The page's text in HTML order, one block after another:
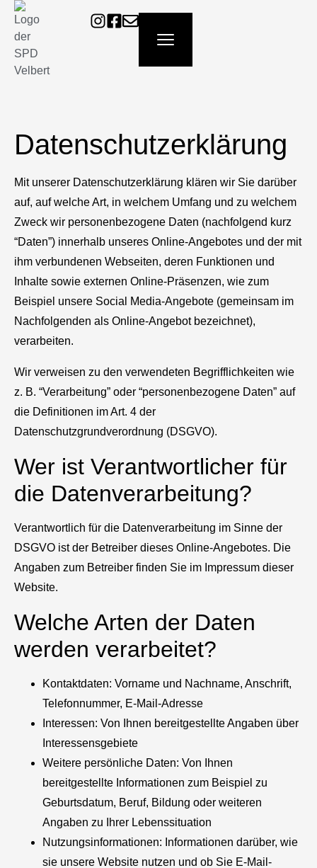
Datenschutzerklärung
Mit unserer Datenschutzerklärung klären wir Sie darüber
auf, auf welche Art, in welchem Umfang und zu welchem
Zweck wir personenbezogene Daten (nachfolgend kurz
“Daten”) innerhalb unseres Online-Angebotes und der mit
ihm verbundenen Webseiten, deren Funktionen und
Inhalte sowie externen Online-Präsenzen, wie zum
Beispiel unsere Social Media-Angebote (gemeinsam im
Nachfolgenden als Online-Angebot bezeichnet),
verarbeiten.
Wir verweisen zu den verwendeten Begrifflichkeiten wie
z. B. “Verarbeitung” oder “personenbezogene Daten” auf
die Definitionen im Art. 4 der
Datenschutzgrundverordnung (DSGVO).
Wer ist Verantwortlicher für
die Datenverarbeitung?
Verantwortlich für die Datenverarbeitung im Sinne der
DSGVO ist der Betreiber dieses Online-Angebotes. Die
Angaben zum Betreiber finden Sie im Impressum dieser
Website.
Welche Arten der Daten
werden verarbeitet?
Kontaktdaten: Vorname und Nachname, Anschrift,
Telefonnummer, E-Mail-Adresse
Interessen: Von Ihnen bereitgestellte Angaben über
Interessensgebiete
Weitere persönliche Daten: Von Ihnen
bereitgestellte Informationen zum Beispiel zu
Geburtsdatum, Beruf, Bildung oder weiteren
Angaben zu Ihrer Lebenssituation
Nutzungsinformationen: Informationen darüber, wie
sie unsere Website nutzen und ob Sie E-Mail-